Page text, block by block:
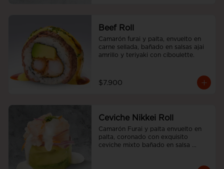
Beef Roll
Camarón furai y palta, envuelto en
carne sellada, bañado en salsas ajai
amrillo y teriyaki con ciboulette.
$7.900
Ceviche Nikkei Roll
Camarón Furai y palta envuelto en
palta, coronado con exquisito
ceviche mixto bañado en salsa